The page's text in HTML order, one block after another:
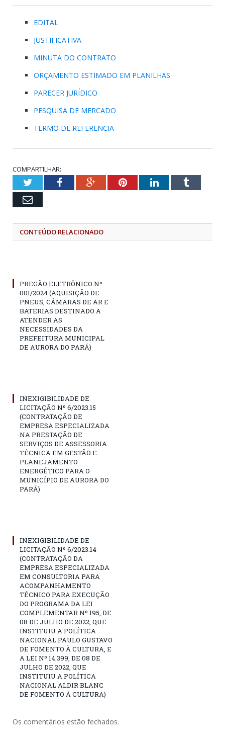
EDITAL
JUSTIFICATIVA
MINUTA DO CONTRATO
ORÇAMENTO ESTIMADO EM PLANILHAS
PARECER JURÍDICO
PESQUISA DE MERCADO
TERMO DE REFERENCIA
COMPARTILHAR:
TwitterFacebookGoogle+PinterestLinkedInTumblr
Email
CONTEÚDO RELACIONADO
PREGÃO ELETRÔNICO Nº
001/2024 (AQUISIÇÃO DE
PNEUS, CÂMARAS DE AR E
BATERIAS DESTINADO A
ATENDER AS
NECESSIDADES DA
PREFEITURA MUNICIPAL
DE AURORA DO PARÁ)
INEXIGIBILIDADE DE
LICITAÇÃO Nº 6/2023.15
(CONTRATAÇÃO DE
EMPRESA ESPECIALIZADA
NA PRESTAÇÃO DE
SERVIÇOS DE ASSESSORIA
TÉCNICA EM GESTÃO E
PLANEJAMENTO
ENERGÉTICO PARA O
MUNICÍPIO DE AURORA DO
PARÁ)
INEXIGIBILIDADE DE
LICITAÇÃO Nº 6/2023.14
(CONTRATAÇÃO DA
EMPRESA ESPECIALIZADA
EM CONSULTORIA PARA
ACOMPANHAMENTO
TÉCNICO PARA EXECUÇÃO
DO PROGRAMA DA LEI
COMPLEMENTAR Nº 195, DE
08 DE JULHO DE 2022, QUE
INSTITUIU A POLÍTICA
NACIONAL PAULO GUSTAVO
DE FOMENTO À CULTURA, E
A LEI Nº 14.399, DE 08 DE
JULHO DE 2022, QUE
INSTITUIU A POLÍTICA
NACIONAL ALDIR BLANC
DE FOMENTO À CULTURA)
Os comentários estão fechados.